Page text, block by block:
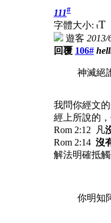
111#
字體大小: tT
遊客 2013/
回覆 106#
神滅絕
我問你經文的
經上所說的
Rom 2:12 凡
Rom 2:14 沒
解法明確抵
你明知